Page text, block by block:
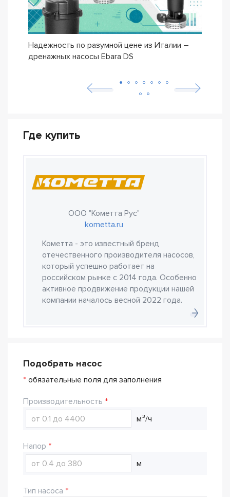
Надежность по разумной цене из Италии –
дренажных насосы Ebara DS
Где купить
ООО "Кометта Рус"
kometta.ru
Кометта - это известный бренд
отечественного производителя насосов,
который успешно работает на
российском рынке с 2014 года. Особенно
активное продвижение продукции нашей
компании началось весной 2022 года.
Подобрать насос
* обязательные поля для заполнения
Производительность
м³/ч
Напор
м
Тип насоса